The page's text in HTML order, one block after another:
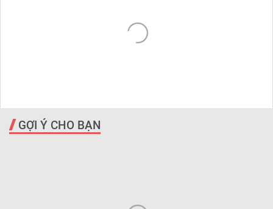
GỢI Ý CHO BẠN